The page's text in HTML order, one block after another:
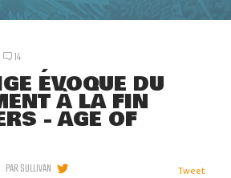
14
ÉVOQUE DU
À LA FIN
- AGE OF
PARSULLIVAN Tweet